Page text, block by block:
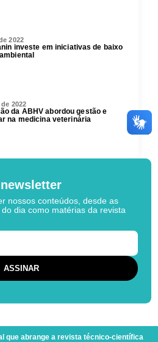
2022
investe em iniciativas de baixo
2022
da ABHV abordou gestão e
na medicina veterinária
nossos conteúdos, desde as
dia como matérias da revista
que abrange a revista técnico-científica